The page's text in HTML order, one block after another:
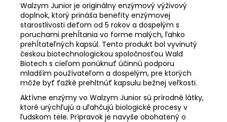
Walzym Junior je originálny enzýmový výživový
doplnok, ktorý prináša benefity enzýmovej
starostlivosti deťom od 5 rokov a dospelým s
poruchami prehĺtania vo forme malých, ľahko
prehĺtateľných kapsúl. Tento produkt bol vyvinutý
českou biotechnologickou spoločnosťou Wald
Biotech s cieľom ponúknuť účinnú podporu
mladším používateľom a dospelým, pre ktorých
môže byť ťažké prehltnúť kapsulu bežnej veľkosti.
Aktívne enzýmy vo Walzym Junior sú prírodné látky,
ktoré urýchľujú a uľahčujú biologické procesy v
ľudskom tele. Prípravok je navyše obohatený o